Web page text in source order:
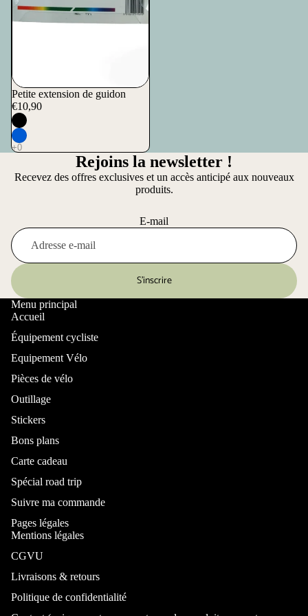
Petite extension de guidon
€10,90
Rejoins la newsletter !
Recevez des offres exclusives et un accès anticipé aux nouveaux
produits.
E-mail
S’inscrire
Menu principal
Accueil
Équipement cycliste
Equipement Vélo
Pièces de vélo
Outillage
Stickers
Bons plans
Carte cadeau
Spécial road trip
Suivre ma commande
Pages légales
Mentions légales
CGVU
Livraisons & retours
Politique de confidentialité